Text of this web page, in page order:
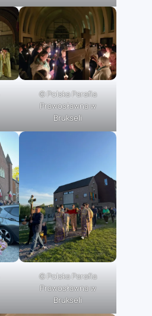
© Polska Parafia
Prawosławna w
Brukseli
© Polska Parafia
Prawosławna w
Brukseli